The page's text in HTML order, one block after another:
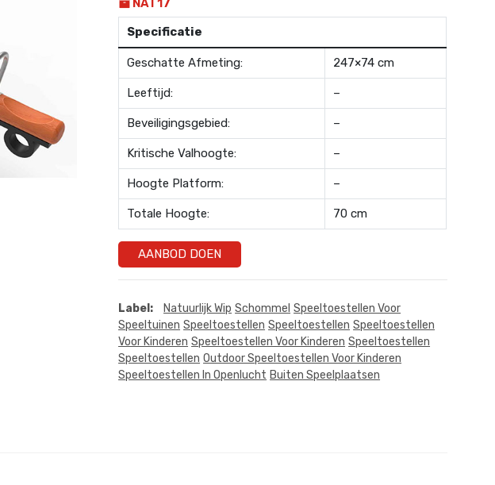
NAT17
Specificatie
Geschatte Afmeting: 247×74 cm
Leeftijd: –
Beveiligingsgebied: –
Kritische Valhoogte: –
Hoogte Platform: –
Totale Hoogte: 70 cm
AANBOD DOEN
Label: Natuurlijk Wip Schommel Speeltoestellen Voor
Speeltuinen Speeltoestellen Speeltoestellen Speeltoestellen
Voor Kinderen Speeltoestellen Voor Kinderen Speeltoestellen
Speeltoestellen Outdoor Speeltoestellen Voor Kinderen
Speeltoestellen In Openlucht Buiten Speelplaatsen